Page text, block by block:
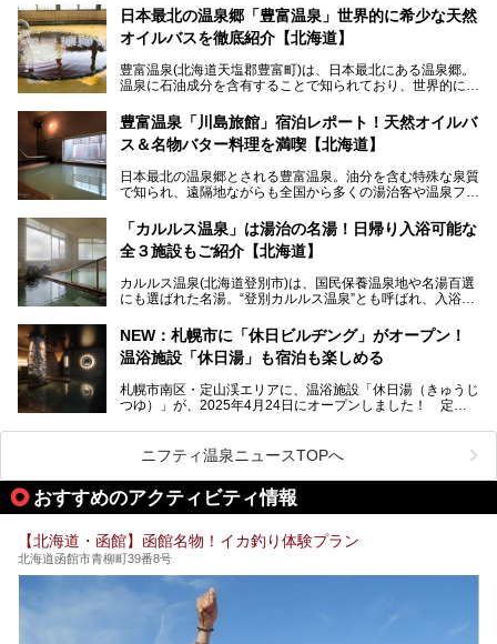
動拠点である北海道の銭湯「湯屋・サーモン」にて、メンズ
スキンケアブランド バルクオムの「ONE DAY KIT」を数量
限定でプレゼントいたします。
で、ぜひお試しください。※6月13日配布開始、なくなり次
第終了
───
提供元：株式会社バルクオム【PR】
この記事は株式会社バルクオム商品のPR記事です。
日本最北の温泉郷「豊富温泉」世界的に希少な天然
オイルバスを徹底紹介【北海道】
豊富温泉(北海道天塩郡豊富町)は、日本最北にある温泉郷。
温泉に石油成分を含有することで知られており、世界的にも
に特効があると言われ、遠隔地ながらも全国から湯治・療養
目的で多くの人々が訪れます。
地体験し、独自の視点で豊富温泉の“天然オイルバス”をレポ
ート。温泉地概要や日帰り入浴施設をはじめ、宿泊施設・ア
豊富温泉「川島旅館」宿泊レポート！天然オイルバ
ス＆名物バター料理を満喫【北海道】
日本最北の温泉郷とされる豊富温泉。油分を含む特殊な泉質
で知られ、遠隔地ながらも全国から多くの湯治客や温泉ファ
「川島旅館」は、豊富温泉の開湯当初から営業する老舗旅
館。とりわけ温泉の良さと名物のバター料理に定評があり、
の温泉や料理をはじめ、パブリックスペース・客室など宿の
全貌を徹底的にご紹介します！
「カルルス温泉」は湯治の名湯！日帰り入浴可能な
全３施設もご紹介【北海道】
カルルス温泉(北海道登別市)は、国民保養温泉地や名湯百選
にも選ばれた名湯。“登別カルルス温泉”とも呼ばれ、入浴剤
豊かな登別温泉とは対照的な存在で、今も湯治場的な要素が
残る閑静な温泉地です。
地体験し、カルルス温泉をご紹介。温泉地の概要や泉質解説
をはじめ、日帰り入浴可能な全３施設の紹介・周辺観光・ア
NEW：札幌市に「休日ビルヂング」がオープン！
温浴施設「休日湯」も宿泊も楽しめる
札幌市南区・定山渓エリアに、温浴施設「休日湯（きゅうじ
つゆ）」が、2025年4月24日にオープンしました！ 定山
この施設は、温泉・サウナの「休日湯」・ラウンジの「THE
LOUNGE DAYOF」・グルメ「休日洋麺店」・ホテル「エク
スクラメーションホテル」で構成された、まさに大人の癒し
空間。
今回は、そんな「休日ビルヂング」の魅力を5つのポイント
ニフティ温泉ニュースTOPへ
おすすめのアクティビティ情報
【北海道・函館】函館名物！イカ釣り体験プラン
北海道函館市青柳町39番8号